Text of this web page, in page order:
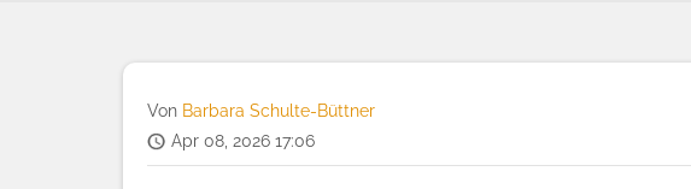
Von Barbara Schulte-Büttner
Apr 08, 2026 17:06